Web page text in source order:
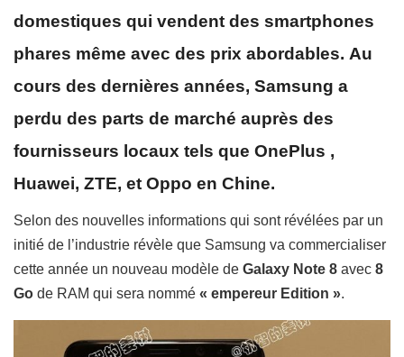
domestiques qui vendent des smartphones
phares même avec des prix abordables. Au
cours des dernières années, Samsung a
perdu des parts de marché auprès des
fournisseurs locaux tels que OnePlus ,
Huawei, ZTE, et Oppo en Chine.
Selon des nouvelles informations qui sont révélées par un
initié de l’industrie révèle que Samsung va commercialiser
cette année un nouveau modèle de Galaxy Note 8 avec 8
Go de RAM qui sera nommé « empereur Edition ».